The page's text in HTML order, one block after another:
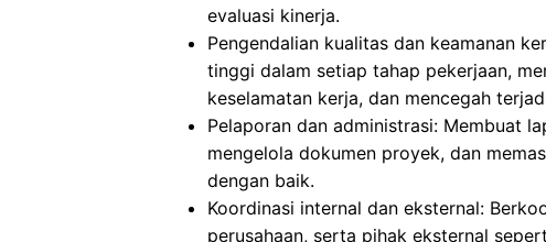
evaluasi kinerja.
Pengendalian kualitas dan keamanan
tinggi dalam setiap tahap pekerjaan,
keselamatan kerja, dan mencegah
Pelaporan dan administrasi: Membuat
mengelola dokumen proyek, dan
dengan baik.
Koordinasi internal dan eksternal:
perusahaan, serta pihak eksternal